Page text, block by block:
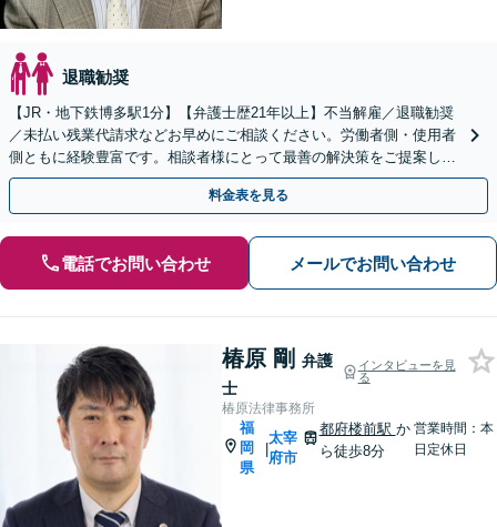
退職勧奨
【JR・地下鉄博多駅1分】【弁護士歴21年以上】不当解雇／退職勧奨
／未払い残業代請求などお早めにご相談ください。労働者側・使用者
側ともに経験豊富です。相談者様にとって最善の解決策をご提案し、
解決に向けて尽力いたします。
料金表を見る
電話でお問い合わせ メールでお問い合わせ
椿原 剛 弁護
士
インタビューを見
る
椿原法律事務所
福
岡
県
|
太宰
府市
都府楼前駅 か
ら徒歩8分
営業時間：本
日定休日